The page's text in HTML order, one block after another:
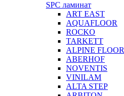
SPC ламинат
ART EAST
AQUAFLOOR
ROCKO
TARKETT
ALPINE FLOOR
ABERHOF
NOVENTIS
VINILAM
ALTA STEP